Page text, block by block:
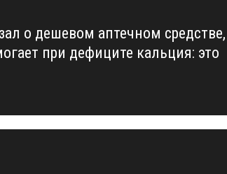
о дешевом аптечном средстве,
при дефиците кальция: это